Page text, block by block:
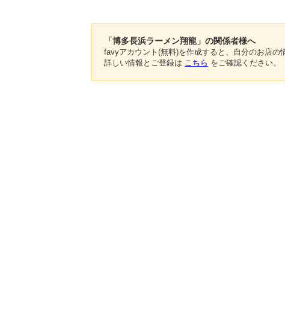
「博多長浜ラーメン翔龍」の関係者様へ
favyアカウント(無料)を作成すると、自分のお店の
詳しい情報とご登録は こちら をご確認ください。